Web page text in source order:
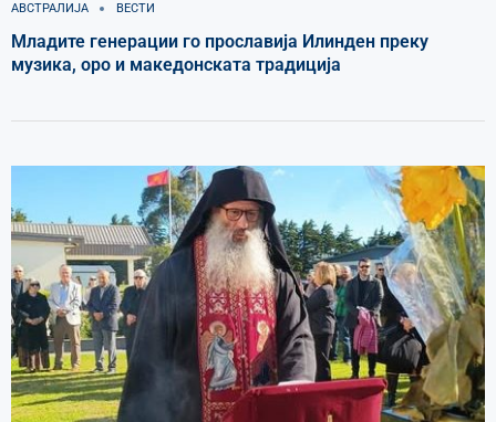
АВСТРАЛИЈА ВЕСТИ
Младите генерации го прославија Илинден преку
музика, оро и македонската традиција